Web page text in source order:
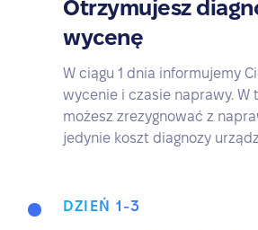
Otrzymujesz
wycenę
W ciągu 1 dnia informujemy
wycenie i czasie naprawy. W
możesz zrezygnować z
jedynie koszt diagnozy
DZIEŃ 1-3